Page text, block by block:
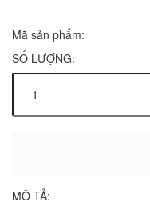
Mã sản phẩm:
SỐ LƯỢNG:
MÔ TẢ: